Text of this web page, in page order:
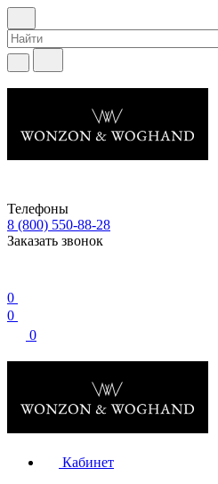
Телефоны
8 (800) 550-88-28
Заказать звонок
0
0
0
Кабинет